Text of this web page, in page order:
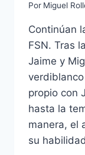
Por Miguel
Continúan
FSN. Tras
Jaime y
propio con
hasta la
manera, el
su